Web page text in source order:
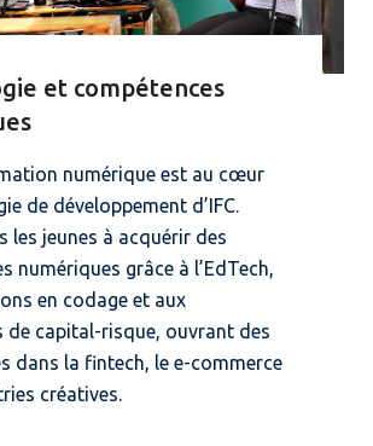
et compétences
numérique est au cœur
de développement d’IFC.
les jeunes à acquérir des
numériques grâce à l’EdTech,
en codage et aux
de capital-risque, ouvrant des
dans la fintech, le e-commerce
créatives.